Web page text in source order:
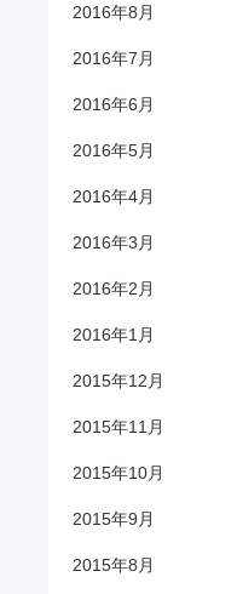
2016年8月
2016年7月
2016年6月
2016年5月
2016年4月
2016年3月
2016年2月
2016年1月
2015年12月
2015年11月
2015年10月
2015年9月
2015年8月